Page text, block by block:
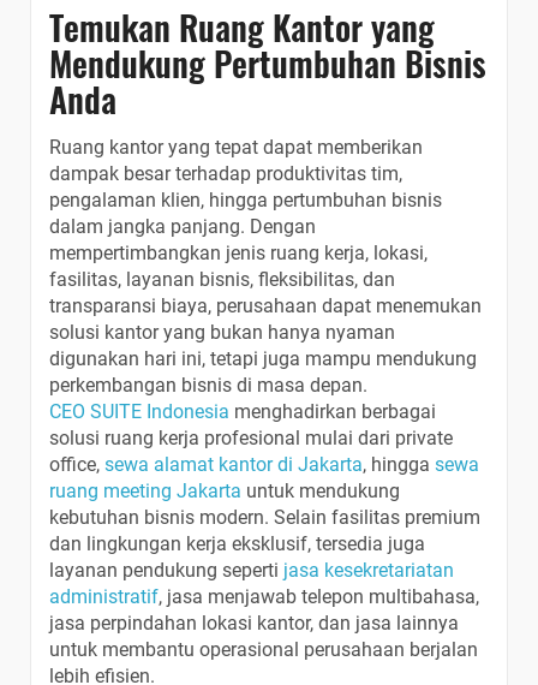
Temukan Ruang Kantor yang
Mendukung Pertumbuhan Bisnis
Anda
Ruang kantor yang tepat dapat memberikan
dampak besar terhadap produktivitas tim,
pengalaman klien, hingga pertumbuhan bisnis
dalam jangka panjang. Dengan
mempertimbangkan jenis ruang kerja, lokasi,
fasilitas, layanan bisnis, fleksibilitas, dan
transparansi biaya, perusahaan dapat menemukan
solusi kantor yang bukan hanya nyaman
digunakan hari ini, tetapi juga mampu mendukung
perkembangan bisnis di masa depan.
CEO SUITE Indonesia menghadirkan berbagai
solusi ruang kerja profesional mulai dari private
office, sewa alamat kantor di Jakarta, hingga sewa
ruang meeting Jakarta untuk mendukung
kebutuhan bisnis modern. Selain fasilitas premium
dan lingkungan kerja eksklusif, tersedia juga
layanan pendukung seperti jasa kesekretariatan
administratif, jasa menjawab telepon multibahasa,
jasa perpindahan lokasi kantor, dan jasa lainnya
untuk membantu operasional perusahaan berjalan
lebih efisien.